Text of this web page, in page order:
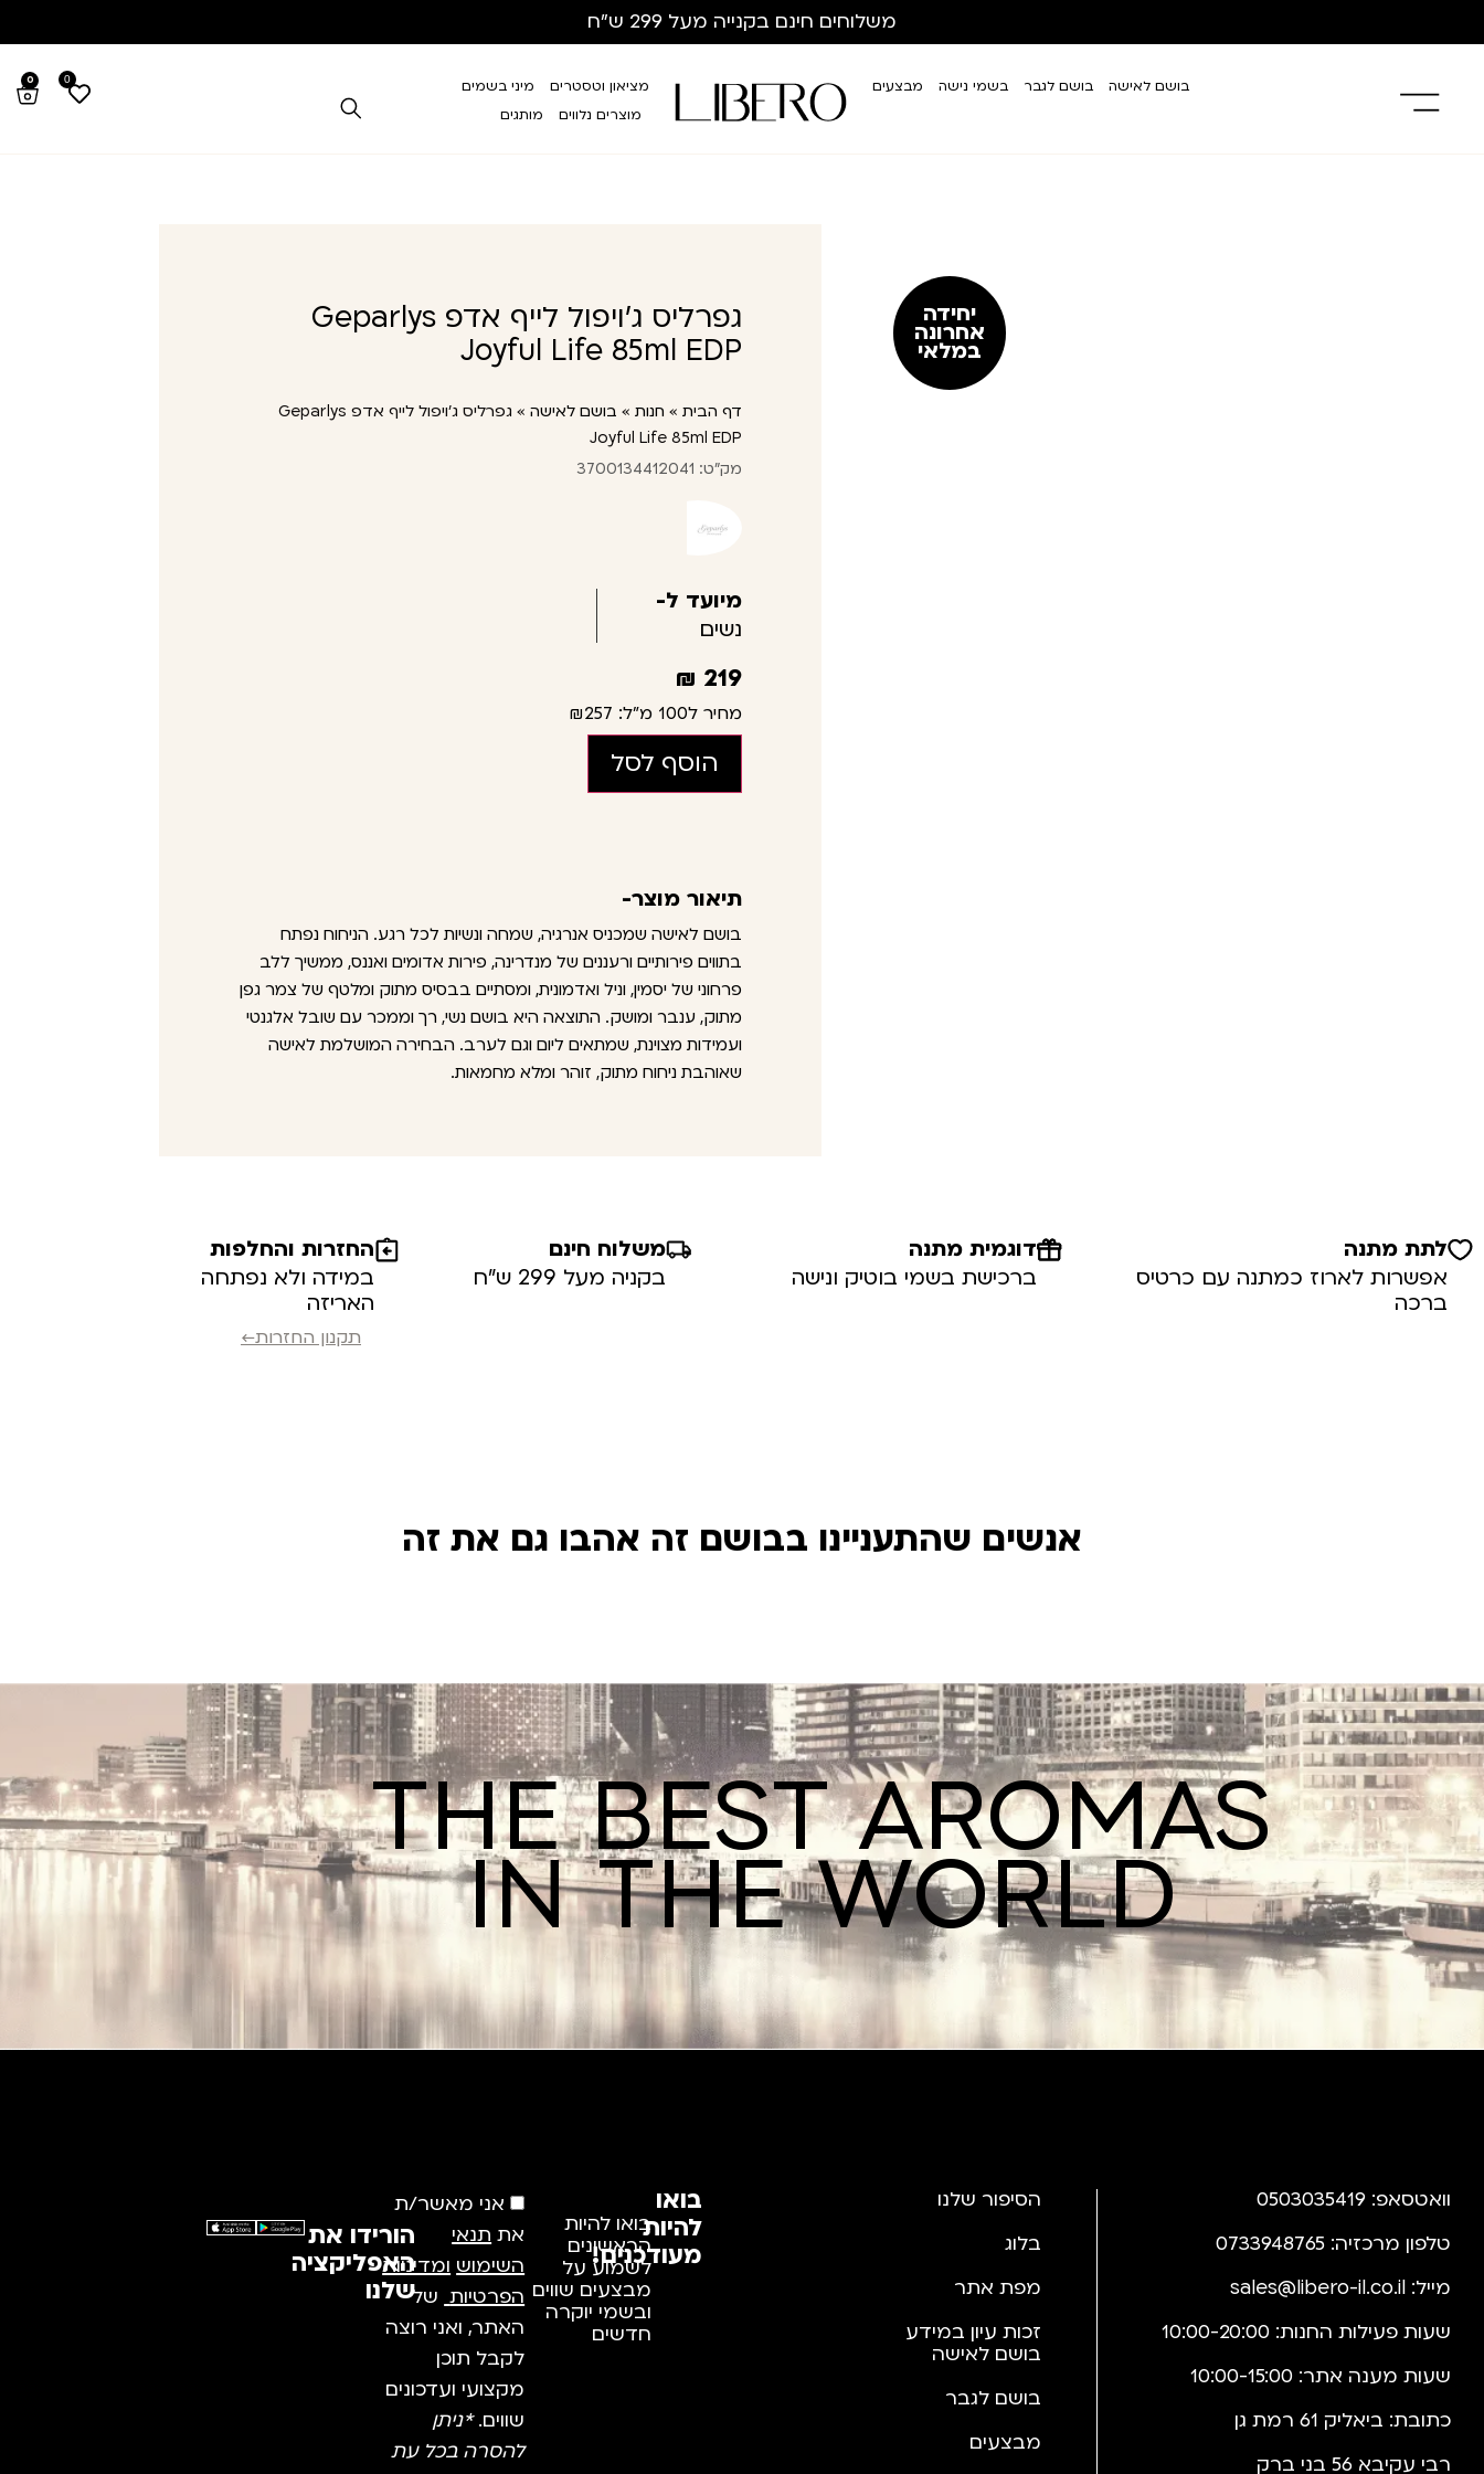
משלוחים חינם בקנייה מעל 299 ש”ח
בושם לאישה בושם לגבר בשמי נישה מבצעים מציאון וטסטרים
מיני בשמים
מוצרים נלווים
מותגים
0
0
יחידה
אחרונה
במלאי
גפרליס ג'ויפול לייף אדפ Geparlys
Joyful Life 85ml EDP
דף הבית » חנות » בושם לאישה »
גפרליס ג’ויפול לייף אדפ Geparlys
Joyful Life 85ml EDP
מק"ט: 3700134412041
מיועד ל-
נשים
219
₪
מחיר ל100 מ"ל: ₪257
הוסף לסל
תיאור מוצר-
בושם לאישה שמכניס אנרגיה, שמחה ונשיות לכל רגע. הניחוח נפתח
בתווים פירותיים ורעננים של מנדרינה, פירות אדומים ואננס, ממשיך ללב
פרחוני של יסמין, וניל ואדמונית, ומסתיים בבסיס מתוק ומלטף של צמר גפן
מתוק, ענבר ומושק. התוצאה היא בושם נשי, רך וממכר עם שובל אלגנטי
ועמידות מצוינת, שמתאים ליום וגם לערב. הבחירה המושלמת לאישה
שאוהבת ניחוח מתוק, זוהר ומלא מחמאות.
לתת מתנה
אפשרות לארוז כמתנה עם כרטיס
ברכה
דוגמית מתנה
ברכישת בשמי בוטיק ונישה
משלוח חינם
בקניה מעל 299 ש”ח
החזרות והחלפות
במידה ולא נפתחה
האריזה
תקנון החזרות←
אנשים שהתעניינו בבושם זה אהבו גם את זה
THE BEST AROMAS
IN THE WORLD
וואטסאפ: 0503035419
טלפון מרכזיה: 0733948765
מייל: sales@libero-il.co.il
שעות פעילות החנות: 10:00-20:00
שעות מענה אתר: 10:00-15:00
כתובת: ביאליק 61 רמת גן
רבי עקיבא 56 בני ברק
הסיפור שלנו
בלוג
מפת אתר
זכות עיון במידע
בושם לאישה
בושם לגבר
מבצעים
בואו
להיות
מעודכנים!
בואו להיות
הראשונים
לשמוע על
מבצעים שווים
ובשמי יוקרה
חדשים
אני מאשר/ת
אתתנאי
השימוש ומדיניות
הפרטיות של
האתר, ואני רוצה
לקבל תוכן
מקצועי ועדכונים
שווים.*ניתן
להסרה בכל עת
הורידו את
האפליקציה
שלנו